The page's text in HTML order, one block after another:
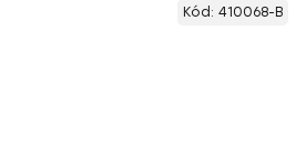
Kód: 410068-B